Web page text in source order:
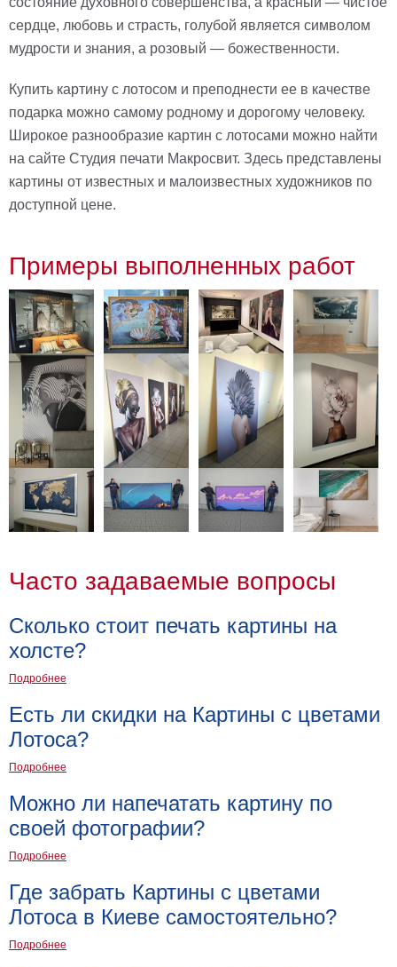
Мотивирующие
Йорк
Посмотреть
все
темы
мастерская
Рамы
для
картин
Печать
холсте
больших
размеров
Наши
сердце, любовь и страсть, голубой является символом
мудрости и знания, а розовый — божественности.
Купить картину с лотосом и преподнести ее в качестве
подарка можно самому родному и дорогому человеку.
Широкое разнообразие картин с лотосами можно найти
на сайте Студия печати Макросвит. Здесь представлены
картины от известных и малоизвестных художников по
доступной цене.
Примеры выполненных работ
Часто задаваемые вопросы
Сколько стоит печать картины на
холсте?
Подробнее
Есть ли скидки на Картины с цветами
Лотоса?
Подробнее
Можно ли напечатать картину по
своей фотографии?
Подробнее
Где забрать Картины с цветами
Лотоса в Киеве самостоятельно?
Подробнее